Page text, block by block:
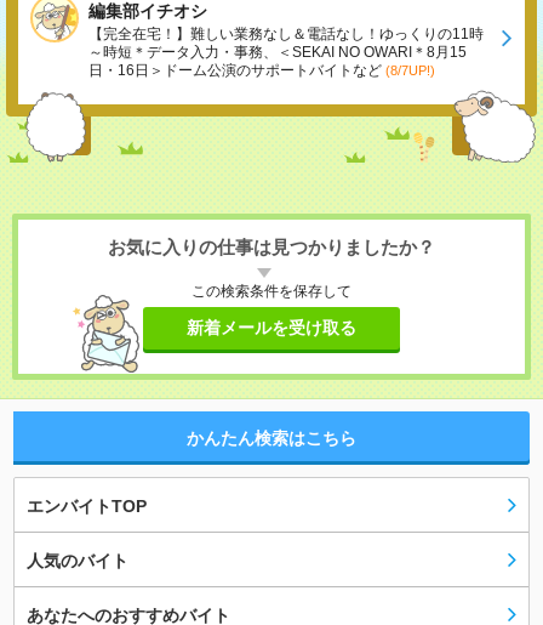
編集部イチオシ
【完全在宅！】難しい業務なし＆電話なし！ゆっくりの11時
～時短＊データ入力・事務、＜SEKAI NO OWARI＊8月15
日・16日＞ドーム公演のサポートバイトなど (8/7UP!)
お気に入りの仕事は見つかりましたか？
この検索条件を保存して
新着メールを受け取る
かんたん検索はこちら
エンバイトTOP
人気のバイト
あなたへのおすすめバイト